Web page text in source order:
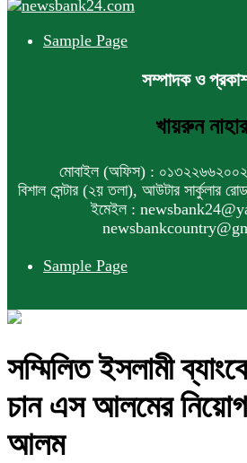
Sample Page
সম্পাদক ও
খায়রুন নাহার
মোবাইল (অফিস) :
বিশাল সেন্টার (২য় তলা), আউটার সার্কুলার
ইমেইল :
Sample Page
সম্মিলিত ইসলামী
চান এস আলমের
আলম